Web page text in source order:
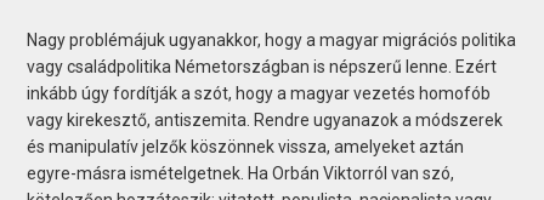
Nagy problémájuk ugyanakkor, hogy a magyar migrációs politika
vagy családpolitika Németországban is népszerű lenne. Ezért
inkább úgy fordítják a szót, hogy a magyar vezetés homofób
vagy kirekesztő, antiszemita. Rendre ugyanazok a módszerek
és manipulatív jelzők köszönnek vissza, amelyeket aztán
egyre-másra ismételgetnek. Ha Orbán Viktorról van szó,